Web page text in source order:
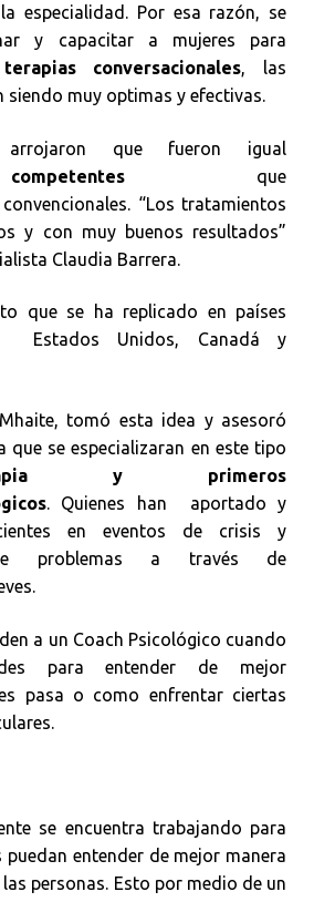
especialidad. Por esa razón, se
y capacitar a mujeres para
terapias conversacionales, las
siendo muy optimas y efectivas.
que fueron igual
competentes que
“Los tratamientos
y con muy buenos resultados”
Claudia Barrera.
que se ha replicado en países
Estados Unidos, Canadá y
tomó esta idea y asesoró
que se especializaran en este tipo
y primeros
. Quienes han aportado y
en eventos de crisis y
de problemas a través de
a un Coach Psicológico cuando
para entender de mejor
pasa o como enfrentar ciertas
se encuentra trabajando para
puedan entender de mejor manera
personas. Esto por medio de un